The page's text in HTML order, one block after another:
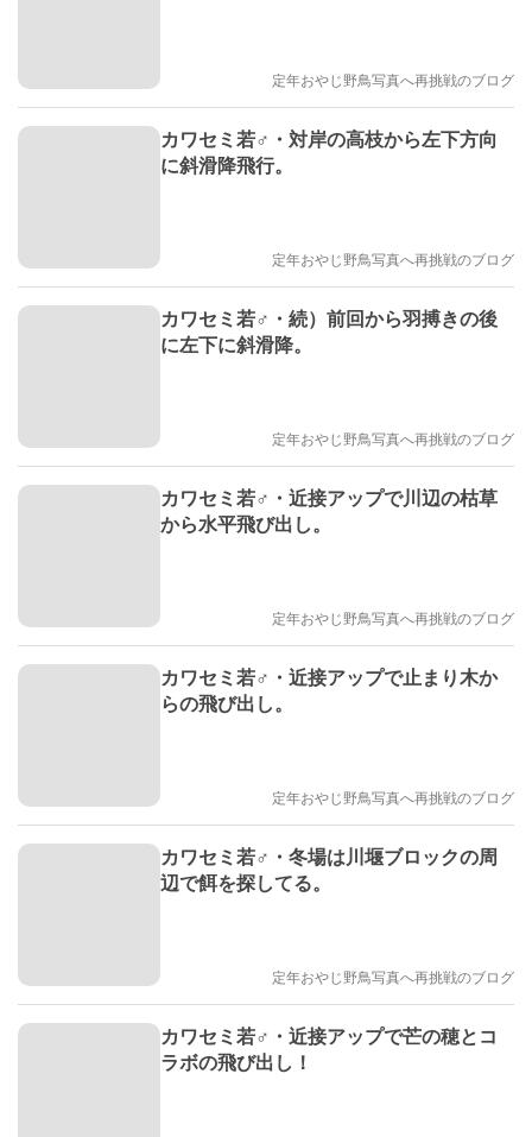
定年おやじ野鳥写真へ再挑戦のブログ
カワセミ若♂・対岸の高枝から左下方向
に斜滑降飛行。
定年おやじ野鳥写真へ再挑戦のブログ
カワセミ若♂・続）前回から羽搏きの後
に左下に斜滑降。
定年おやじ野鳥写真へ再挑戦のブログ
カワセミ若♂・近接アップで川辺の枯草
から水平飛び出し。
定年おやじ野鳥写真へ再挑戦のブログ
カワセミ若♂・近接アップで止まり木か
らの飛び出し。
定年おやじ野鳥写真へ再挑戦のブログ
カワセミ若♂・冬場は川堰ブロックの周
辺で餌を探してる。
定年おやじ野鳥写真へ再挑戦のブログ
カワセミ若♂・近接アップで芒の穂とコ
ラボの飛び出し！